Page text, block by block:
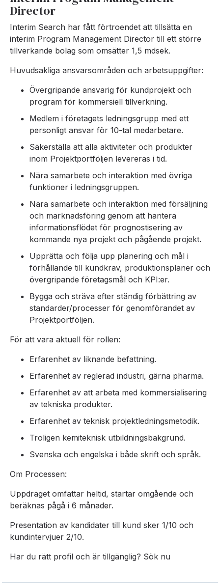
Director
Interim Search har fått förtroendet att tillsätta en
interim Program Management Director till ett större
tillverkande bolag som omsätter 1,5 mdsek.
Huvudsakliga ansvarsområden och arbetsuppgifter:
Övergripande ansvarig för kundprojekt och
program för kommersiell tillverkning.
Medlem i företagets ledningsgrupp med ett
personligt ansvar för 10-tal medarbetare.
Säkerställa att alla aktiviteter och produkter
inom Projektportföljen levereras i tid.
Nära samarbete och interaktion med övriga
funktioner i ledningsgruppen.
Nära samarbete och interaktion med försäljning
och marknadsföring genom att hantera
informationsflödet för prognostisering av
kommande nya projekt och pågående projekt.
Upprätta och följa upp planering och mål i
förhållande till kundkrav, produktionsplaner och
övergripande företagsmål och KPI:er.
Bygga och sträva efter ständig förbättring av
standarder/processer för genomförandet av
Projektportföljen.
För att vara aktuell för rollen:
Erfarenhet av liknande befattning.
Erfarenhet av reglerad industri, gärna pharma.
Erfarenhet av att arbeta med kommersialisering
av tekniska produkter.
Erfarenhet av teknisk projektledningsmetodik.
Troligen kemiteknisk utbildningsbakgrund.
Svenska och engelska i både skrift och språk.
Om Processen:
Uppdraget omfattar heltid, startar omgående och
beräknas pågå i 6 månader.
Presentation av kandidater till kund sker 1/10 och
kundintervjuer 2/10.
Har du rätt profil och är tillgänglig? Sök nu